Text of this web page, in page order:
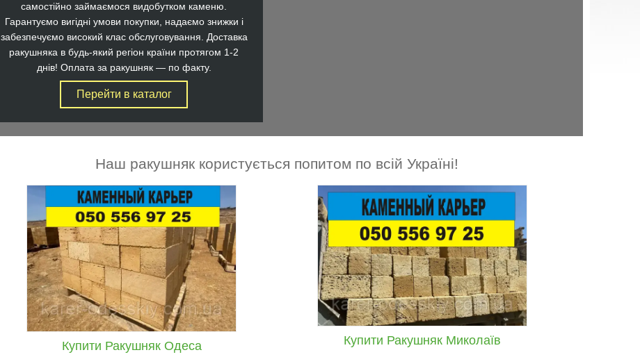
самостійно займаємося видобутком каменю.
Гарантуємо вигідні умови покупки, надаємо знижки і
забезпечуємо високий клас обслуговування. Доставка
ракушняка в будь-який регіон країни протягом 1-2
днів! Оплата за ракушняк — по факту.
Перейти в каталог
Наш ракушняк користується попитом по всій Україні!
Здійснюємо оперативну
транспортування одеського ракушняка
Купити Ракушняк Одеса
великого опту!
Купити Ракушняк Миколаїв
У стислі терміни доставимо будь-який
обсяг ракушняка безпосередньо з
одеського кар'єра. Доступні ціни та
вигідні знижки гарантуються!
Безперебійні поставки одеського
ракушняка р. Вінниця під
індивідуальне замовлення за помірною
ціною!